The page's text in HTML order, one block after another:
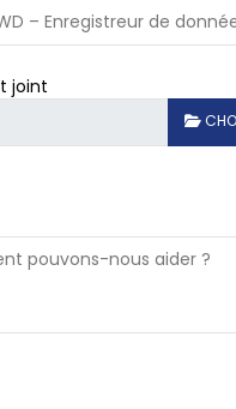
joint